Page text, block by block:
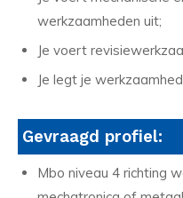
werkzaamheden uit;
Je voert
Je legt je
Gevraagd profiel:
Mbo niveau 4 richting